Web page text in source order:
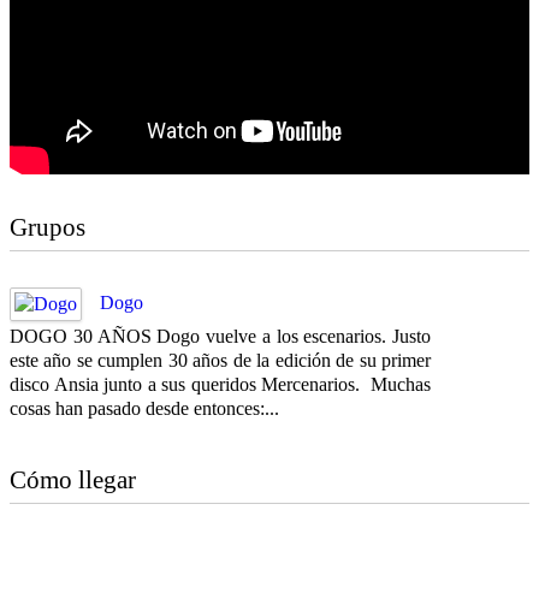
Grupos
Dogo
DOGO 30 AÑOS Dogo vuelve a los escenarios. Justo
este año se cumplen 30 años de la edición de su primer
disco Ansia junto a sus queridos Mercenarios. Muchas
cosas han pasado desde entonces:...
Cómo llegar